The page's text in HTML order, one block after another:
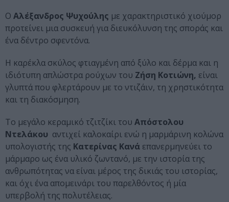
Ο Αλέξανδρος Ψυχούλης με χαρακτηριστικό χιούμορ
προτείνει μια συσκευή για διευκόλυνση της σποράς και
ένα δέντρο σφεντόνα.
Η καρέκλα σκύλος φτιαγμένη από ξύλο και δέρμα και η
ιδιότυπη απλώστρα ρούχων του Ζήση Κοτιώνη, είναι
γλυπτά που φλερτάρουν με το ντιζάιν, τη χρηστικότητα
και τη διακόσμηση.
Το μεγάλο κεραμικό τζιτζίκι του Απόστολου
Ντελάκου αντιχεί καλοκαίρι ενώ η μαρμάρινη κολώνα
υπολογιστής της Κατερίνας Κανά επανερμηνεύει το
μάρμαρο ως ένα υλικό ζωντανό, με την ιστορία της
ανθρωπότητας να είναι μέρος της δικιάς του ιστορίας,
και όχι ένα απομεινάρι του παρελθόντος ή μία
υπερβολή της πολυτέλειας.